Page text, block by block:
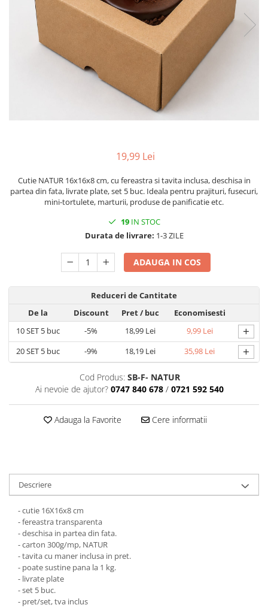
CUTII DE TORT CU FEREASTRA
CUTII DE TORT FARA FEREASTRA
CUTII DESCHISE CU FEREASTRA
CUTII DESCHISE FARA FEREASTRA
CUTII FARA FEREASTRA PENTRU
CUTII PENTRU COZONACI SI
CUTII PENTRU MACARONS SI
CUTII CU SERTAR PENTRU PRALINE
CUTII CU SERTAR SI INSERT PENTRU
CUTII MEDII SI MARI PENTRU 10-40
CUTII MICI CU PANGLICA SI SERTAR
CUTII MICI PENTRU 2-10
MACARONS
CUTII PENTRU 5-6 MACARONS CU
FEREASTRA DANTELATA
CUTII PENTRU PRALINE CU FUNDITA
CUTII PRALINE CU SEPARATOR
CUTII PENTRU MARTURII
CUTII CU FEREASTRA PENTRU
CUTII FARA FEREASTRA PENTRU
MARTURII
CUTII FUND + CAPAC
CUTII PENTRU BOMBOANE,
DRAJEURI
CUTII TIP CUB PENTRU MARTURII
CUTII PENTRU OUA/FIGURINE DE
CIOCOLATA
CUTII TABLETE PENTRU CIOCOLATA
19,99 Lei
Cutie NATUR 16x16x8 cm, cu fereastra si tavita inclusa, deschisa in
partea din fata, livrate plate, set 5 buc. Ideala pentru prajituri, fusecuri,
mini-tortulete, marturii, produse de panificatie etc.
19IN STOC
Durata de livrare: 1-3 ZILE
ADAUGA IN COS
Reduceri de Cantitate
De la
Discount Pret/ buc
Economisesti
10SET 5 buc -5% 18,99 Lei 9,99 Lei +
20SET 5 buc -9% 18,19 Lei 35,98 Lei +
Cod Produs: SB-F- NATUR
Ai nevoie de ajutor? 0747 840 678 / 0721 592 540
Adauga la Favorite Cere informatii
Descriere
- cutie 16X16x8 cm
- fereastra transparenta
- deschisa in partea din fata.
- carton 300g/mp, NATUR
- tavita cu maner inclusa in pret.
- poate sustine pana la 1 kg.
- livrate plate
- set 5 buc.
- pret/set, tva inclus